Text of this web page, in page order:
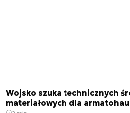
Wojsko szuka technicznych
materiałowych dla